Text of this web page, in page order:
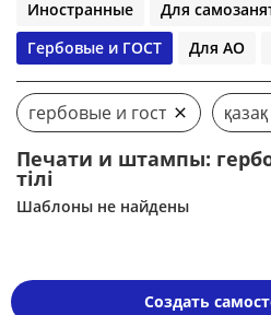
Иностранные
Для
Гербовые и ГОСТ
Для АО
гербовые и гост қазақ
Печати и штампы:
тілі
Шаблоны не найдены
Создать